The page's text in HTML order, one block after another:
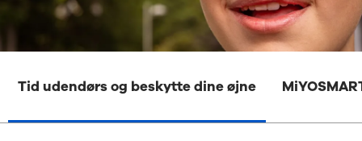
Tid udendørs og beskytte dine øjne